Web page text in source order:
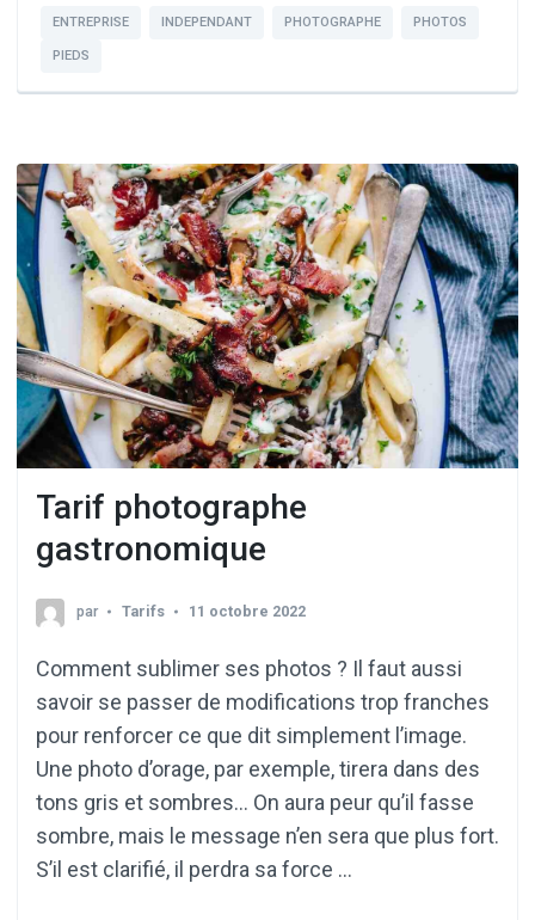
ENTREPRISE INDEPENDANT PHOTOGRAPHE PHOTOS
PIEDS
Tarif photographe
gastronomique
par Tarifs 11 octobre 2022
Comment sublimer ses photos ? Il faut aussi
savoir se passer de modifications trop franches
pour renforcer ce que dit simplement l’image.
Une photo d’orage, par exemple, tirera dans des
tons gris et sombres… On aura peur qu’il fasse
sombre, mais le message n’en sera que plus fort.
S’il est clarifié, il perdra sa force …